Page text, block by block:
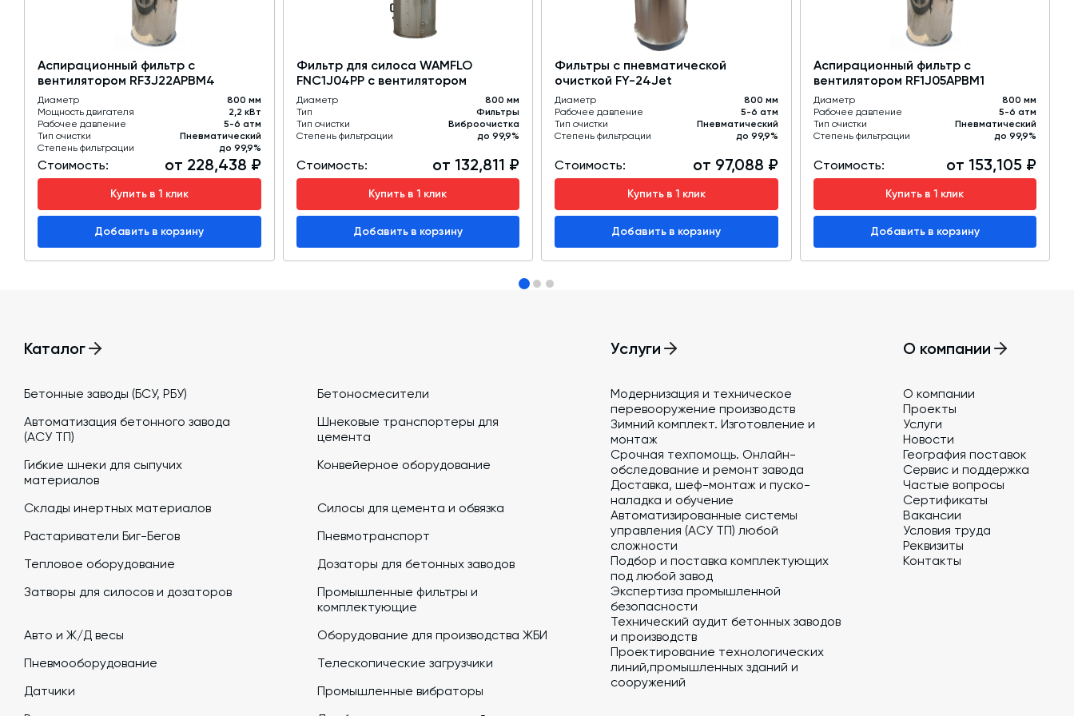
✓ Совместимость с различными типами силосов и бункеров
Технические характеристики:
Тип фильтра: Циклонный с вибрационной регенерацией
Принцип работы: Вибрационная очистка с площадочным вибратором
Мощность вибратора: 0,18 кВт
Диаметр корпуса: 800 мм
Материал корпуса: Нержавеющая сталь
Количество элементов: 14 картриджей
Площадь фильтрации: 24 м²
Материал фильтров: Нетканый полиэстер
Производительность: 1700 м³/ч
Комплектация: Установочное кольцо с решеткой
Область применения:
Цементные силосы, бункера хранения сыпучих материалов, предприятия строительной
Аспирационный фильтр с
вентилятором RF3J22APBM4
Диаметр
800 мм
Мощность двигателя
2,2 кВт
Рабочее давление
5-6 атм
Тип очистки
Пневматический
Степень фильтрации
до 99,9%
Стоимость: от 228,438 ₽
Купить в 1 клик
Добавить в корзину
Фильтр для силоса WAMFLO
FNC1J04PP с вентилятором
Диаметр
800 мм
Тип
Фильтры
Тип очистки
Виброочистка
Степень фильтрации
до 99,9%
Стоимость: от 132,811 ₽
Купить в 1 клик
Добавить в корзину
Фильтры с пневматической
очисткой FY-24Jet
Диаметр
800 мм
Рабочее давление
5-6 атм
Тип очистки
Пневматический
Степень фильтрации
до 99,9%
Стоимость: от 97,088 ₽
Купить в 1 клик
Добавить в корзину
Аспирационный фильтр с
вентилятором RF1J05APBM1
Диаметр
800 мм
Рабочее давление
5-6 атм
Тип очистки
Пневматический
Степень фильтрации
до 99,9%
Стоимость: от 153,105 ₽
Купить в 1 клик
Добавить в корзину
Каталог
Бетонные заводы (БСУ, РБУ)
Бетоносмесители
Автоматизация бетонного завода
(АСУ ТП)
Шнековые транспортеры для
цемента
Гибкие шнеки для сыпучих
материалов
Конвейерное оборудование
Склады инертных материалов
Силосы для цемента и обвязка
Растариватели Биг-Бегов
Пневмотранспорт
Тепловое оборудование
Дозаторы для бетонных заводов
Затворы для силосов и дозаторов
Промышленные фильтры и
комплектующие
Авто и Ж/Д весы
Оборудование для производства ЖБИ
Пневмооборудование
Телескопические загрузчики
Датчики
Промышленные вибраторы
Услуги
Модернизация и техническое
перевооружение производств
Зимний комплект. Изготовление и
монтаж
Срочная техпомощь. Онлайн-
обследование и ремонт завода
Доставка, шеф-монтаж и пуско-
наладка и обучение
Автоматизированные системы
управления (АСУ ТП) любой
сложности
Подбор и поставка комплектующих
под любой завод
Экспертиза промышленной
безопасности
Технический аудит бетонных заводов
и производств
Проектирование технологических
линий,промышленных зданий и
сооружений
О компании
О компании
Проекты
Услуги
Новости
География поставок
Сервис и поддержка
Частые вопросы
Сертификаты
Вакансии
Условия труда
Реквизиты
Контакты